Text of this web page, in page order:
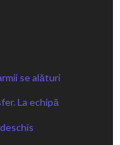
se alături
La echipă